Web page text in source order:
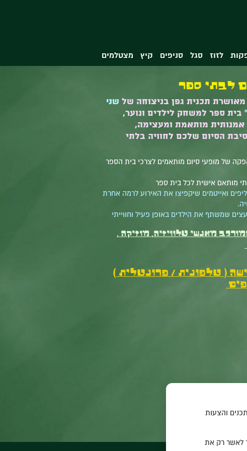
לזוז סגל סניפים קיץ מצטלמים
לבתי ספר
תכנית גפן בניצוחה של שני
בית ספר למשחק לילדים ונוער,
אמנותית מותאמת ומעצימה,
הסיום שלכם לחוויה בלתי
של מופעי סיום מותאמים לצרכי בית הספר
מותאם אישית לכל בית ספר
ואייטמים שיקפיצו את האירוע לרמה אחרת
שמשתף את הילדים באופן פעיל וחווייתי
מאנשי טלוויזיה, מוזיקה ,
( טלפונית / פרונטלית )
והצעות
לאשר רק את